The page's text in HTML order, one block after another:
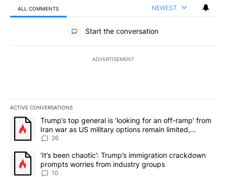
ALL COMMENTS NEWEST
All Comments
Start the conversation
ADVERTISEMENT
ACTIVE CONVERSATIONS
The following is a list of the most commented articles in the last
A trending article titled "Trump’s top general is ‘looking for an
Trump’s top general is ‘looking for an off-ramp’ from
Iran war as US military options remain limited,
sources say
26
A trending article titled "‘It’s been chaotic’: Trump’s
‘It’s been chaotic’: Trump’s immigration crackdown
prompts worries from industry groups
10